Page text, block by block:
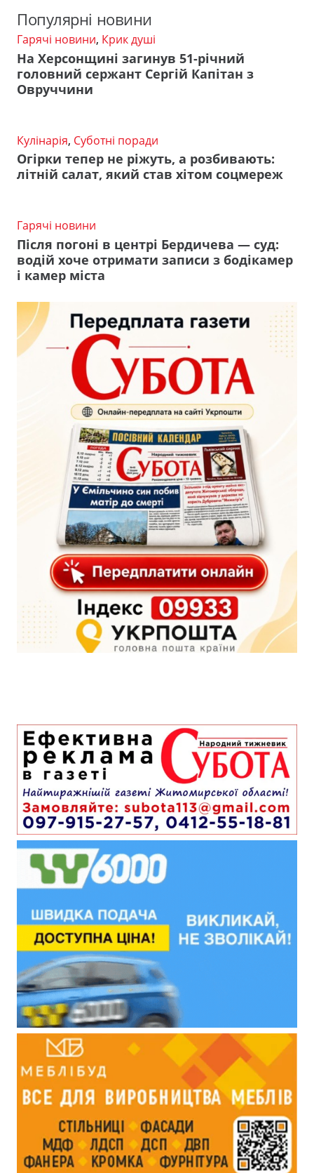
Популярні новини
Гарячі новини, Крик душі
На Херсонщині загинув 51-річний
головний сержант Сергій Капітан з
Овруччини
Кулінарія, Суботні поради
Огірки тепер не ріжуть, а розбивають:
літній салат, який став хітом соцмереж
Гарячі новини
Після погоні в центрі Бердичева — суд:
водій хоче отримати записи з бодікамер
і камер міста